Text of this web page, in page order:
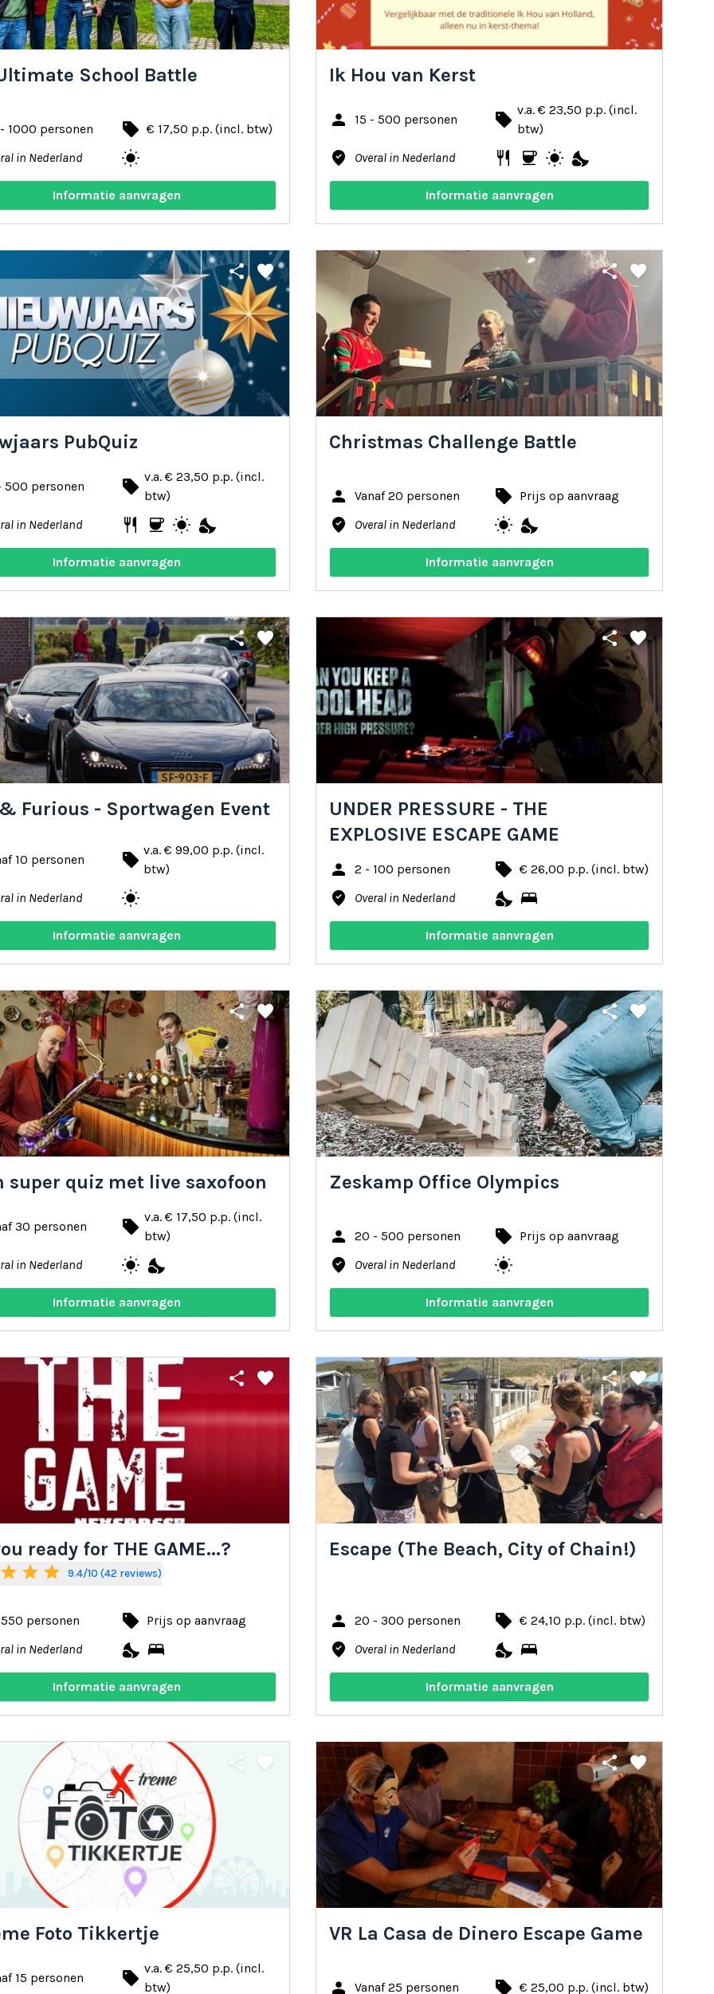
School Battle
1000 personen local_offer € 17,50 p.p. (incl. btw)
in Nederland wb_sunny
Informatie aanvragen
Ik Hou van Kerst
person
15 - 500 personen local_offer v.a. € 23,50 p.p. (incl.
btw)
where_to_vote Overal in Nederland restaurant coffee wb_sunny nights_stay
Informatie aanvragen
share favorite
PubQuiz
500 personen local_offer v.a. € 23,50 p.p. (incl.
btw)
in Nederland restaurant coffee wb_sunny nights_stay
Informatie aanvragen
share favorite
Christmas Challenge Battle
person Vanaf 20 personen local_offer Prijs op aanvraag
where_to_vote Overal in Nederland wb_sunny nights_stay
Informatie aanvragen
share favorite
Furious - Sportwagen Event
10 personen local_offer v.a. € 99,00 p.p. (incl.
btw)
in Nederland wb_sunny
Informatie aanvragen
share favorite
UNDER PRESSURE - THE
EXPLOSIVE ESCAPE GAME
person
2 - 100 personen local_offer € 26,00 p.p. (incl. btw)
where_to_vote Overal in Nederland nights_stay bed
Informatie aanvragen
share favorite
super quiz met live saxofoon
30 personen local_offer v.a. € 17,50 p.p. (incl.
btw)
in Nederland wb_sunny nights_stay
Informatie aanvragen
share favorite
Zeskamp Office Olympics
person 20 - 500 personen local_offer Prijs op aanvraag
where_to_vote Overal in Nederland wb_sunny
Informatie aanvragen
share favorite
ready for THE GAME...?
star star star 9.4/10 (42 reviews)
personen local_offer Prijs op aanvraag
in Nederland nights_stay bed
Informatie aanvragen
share favorite
Escape (The Beach, City of Chain!)
person 20 - 300 personen local_offer € 24,10 p.p. (incl. btw)
where_to_vote Overal in Nederland nights_stay bed
Informatie aanvragen
share favorite
Foto Tikkertje
15 personen local_offer v.a. € 25,50 p.p. (incl.
btw)
share favorite
VR La Casa de Dinero Escape Game
person Vanaf 25 personen local_offer € 25,00 p.p. (incl. btw)